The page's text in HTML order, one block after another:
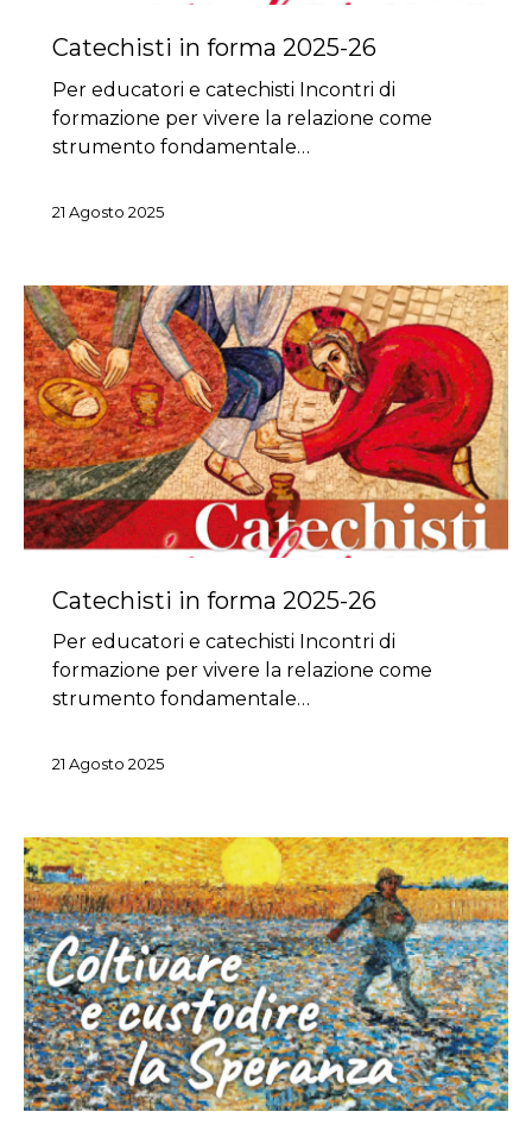
Catechisti in forma 2025-26
Per educatori e catechisti Incontri di
formazione per vivere la relazione come
strumento fondamentale…
21 Agosto 2025
Catechisti in forma 2025-26
Per educatori e catechisti Incontri di
formazione per vivere la relazione come
strumento fondamentale…
21 Agosto 2025